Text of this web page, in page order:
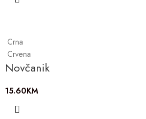
Crna
Crvena
Novčanik
15.60KM